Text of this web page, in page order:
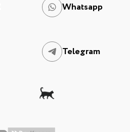
Whatsapp
Telegram